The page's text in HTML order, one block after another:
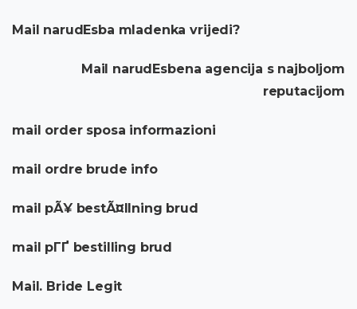
Mail narudЕѕba mladenka vrijedi?
Mail narudЕѕbena agencija s najboljom
reputacijom
mail order sposa informazioni
mail ordre brude info
mail pÃ¥ bestÃ¤llning brud
mail pГҐ bestilling brud
Mail. Bride Legit